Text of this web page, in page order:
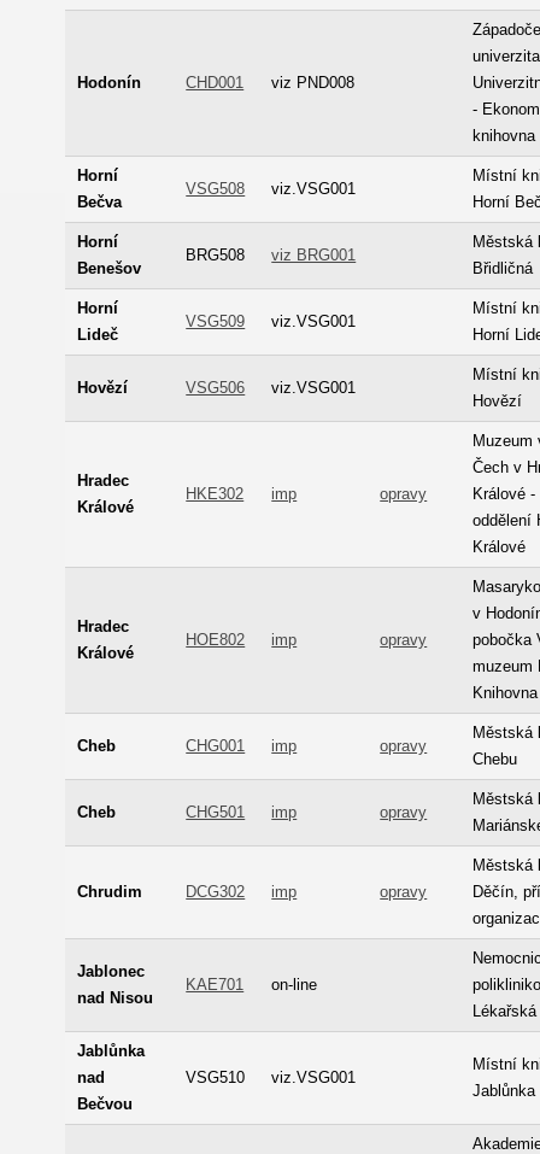
Hodonín CHD001 viz PND008
-
knihovna
Horní
Bečva
VSG508 viz.VSG001
Místní
Horní
Horní
Benešov
BRG508 viz BRG001
Městská
Břidličná
Horní
Lideč
VSG509 viz.VSG001
Místní
Horní
Hovězí VSG506 viz.VSG001
Místní
Hovězí
Hradec
Králové
HKE302 imp opravy
Muzeum
Čech v
Králové
oddělení
Králové
Hradec
Králové
HOE802 imp opravy
v
pobočka
muzeum
Knihovna
Cheb CHG001 imp opravy
Městská
Chebu
Cheb CHG501 imp opravy
Městská
Chrudim DCG302 imp opravy
Městská
Děčín,
Jablonec
nad Nisou
KAE701 on-line
Jablůnka
nad
Bečvou
VSG510 viz.VSG001
Místní
Jablůnka